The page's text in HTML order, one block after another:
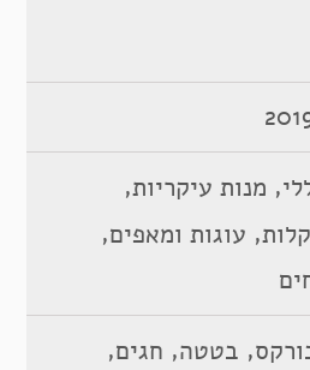
, מנות עיקריות,
, עוגות ומאפים,
, בטטה, חגים,